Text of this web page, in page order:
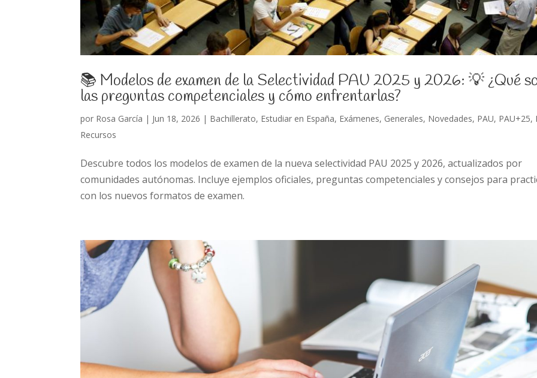
📚 Modelos de examen de la Selectividad PAU 2025 y 2026: 💡 ¿Qué
las preguntas competenciales y cómo enfrentarlas?
por Rosa García | Jun 18, 2026 | Bachillerato, Estudiar en España, Exámenes, Generales, Novedades, PAU, PAU+25,
Recursos
Descubre todos los modelos de examen de la nueva selectividad PAU 2025 y 2026, actualizados por
comunidades autónomas. Incluye ejemplos oficiales, preguntas competenciales y consejos para
con los nuevos formatos de examen.